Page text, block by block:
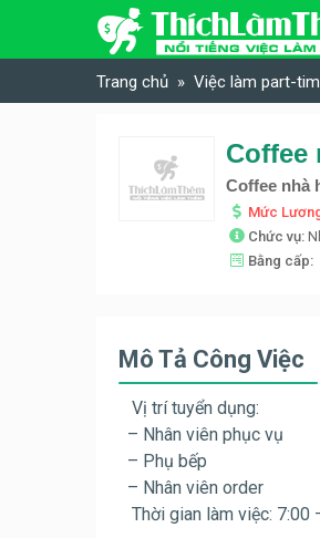
Skip to content
Trang chủ Việc làm part-
Coffee nhà
Mức
Chức vụ:
Bằng cấp:
Mô Tả Công Việc
Vị trí tuyển dụng:
– Nhân viên phục vụ
– Phụ bếp
– Nhân viên order
Thời gian làm việc: